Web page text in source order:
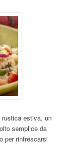
rustica estiva, un
semplice da
per rinfrescarsi